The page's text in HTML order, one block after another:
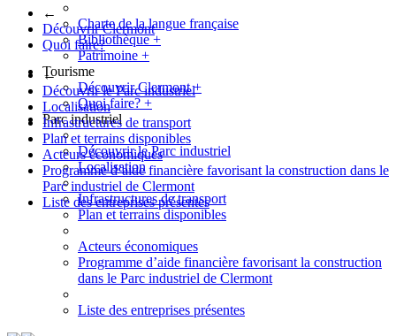
←
Découvrir Clermont
Quoi faire?
←
Découvrir le Parc industriel
Localisation
Infrastructures de transport
Plan et terrains disponibles
Acteurs économiques
Programme d’aide financière favorisant la construction dans le
Parc industriel de Clermont
Liste des entreprises présentes
Charte de la langue française
Bibliothèque+
Patrimoine +
Tourisme
Découvrir Clermont+
Quoi faire? +
Parc industriel
Découvrir le Parc industriel
Localisation
Infrastructures de transport
Plan et terrains disponibles
Acteurs économiques
Programme d’aide financière favorisant la construction
dans le Parc industriel de Clermont
Liste des entreprises présentes